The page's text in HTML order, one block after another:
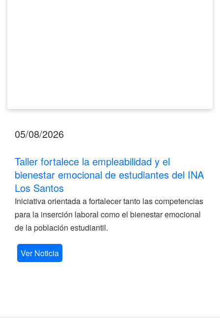
05/08/2026
Taller fortalece la empleabilidad y el
bienestar emocional de estudiantes del INA
Los Santos
Iniciativa orientada a fortalecer tanto las competencias
para la inserción laboral como el bienestar emocional
de la población estudiantil.
Ver Noticia